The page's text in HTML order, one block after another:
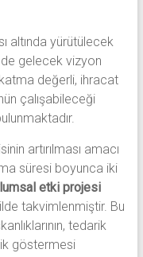
altında yürütülecek
gelecek vizyon
değerli, ihracat
çalışabileceği
artırılması amacı
süresi boyunca iki
etki projesi
takvimlenmiştir. Bu
tedarik
göstermesi